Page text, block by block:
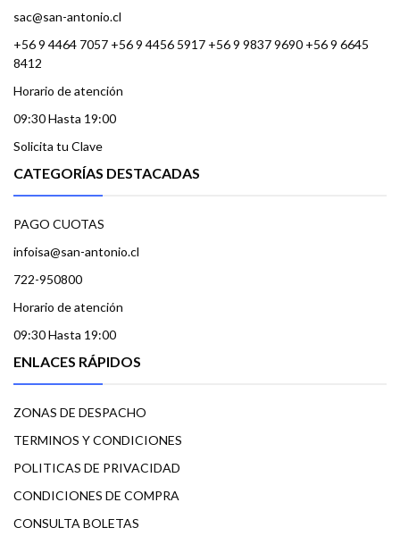
sac@san-antonio.cl
+56 9 4464 7057 +56 9 4456 5917 +56 9 9837 9690 +56 9 6645
8412
Horario de atención
09:30 Hasta 19:00
Solicita tu Clave
CATEGORÍAS DESTACADAS
PAGO CUOTAS
infoisa@san-antonio.cl
722-950800
Horario de atención
09:30 Hasta 19:00
ENLACES RÁPIDOS
ZONAS DE DESPACHO
TERMINOS Y CONDICIONES
POLITICAS DE PRIVACIDAD
CONDICIONES DE COMPRA
CONSULTA BOLETAS